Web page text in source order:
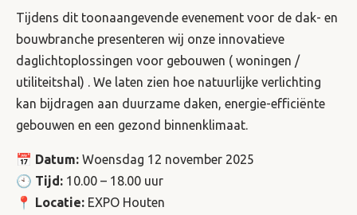
Tijdens dit toonaangevende evenement voor de dak- en
bouwbranche presenteren wij onze innovatieve
daglichtoplossingen voor gebouwen ( woningen /
utiliteitshal) . We laten zien hoe natuurlijke verlichting
kan bijdragen aan duurzame daken, energie-efficiënte
gebouwen en een gezond binnenklimaat.
📅 Datum: Woensdag 12 november 2025
🕙 Tijd: 10.00 – 18.00 uur
📍 Locatie: EXPO Houten